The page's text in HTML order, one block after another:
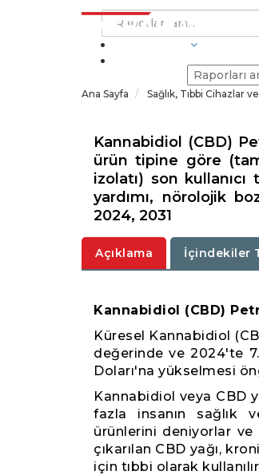
Ana Sayfa Sağlık, Tıbbi Cihazlar
Kannabidiol (CBD)
ürün tipine göre
izolatı) son
yardımı, nörolojik
2024, 2031
Açıklama İçindekiler
Kannabidiol (CBD)
Küresel Kannabidiol
değerinde ve 2024'te
Doları'na yükselmesi
Kannabidiol veya CBD
fazla insanın sağlık
ürünlerini deniyorlar ve
çıkarılan CBD yağı,
için tıbbi olarak